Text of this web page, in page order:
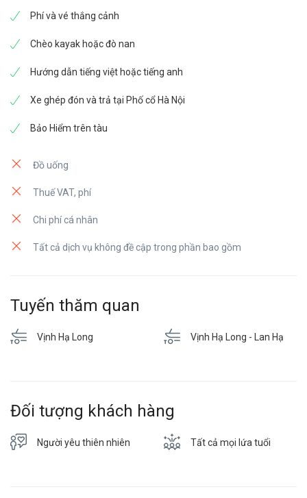
Phí và vé thắng cảnh
Chèo kayak hoặc đò nan
Hướng dẫn tiếng việt hoặc tiếng anh
Xe ghép đón và trả tại Phố cổ Hà Nội
Bảo Hiểm trên tàu
Đồ uống
Thuế VAT, phí
Chi phí cá nhân
Tất cả dịch vụ không đề cập trong phần bao gồm
Tuyến thăm quan
Vịnh Hạ Long Vịnh Hạ Long - Lan Hạ
Đối tượng khách hàng
Người yêu thiên nhiên Tất cả mọi lứa tuổi